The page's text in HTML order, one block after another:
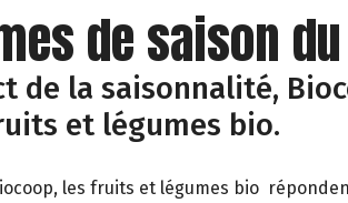
de saison
de la saisonnalité,
et légumes bio.
les fruits et légumes bio